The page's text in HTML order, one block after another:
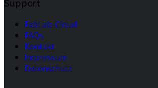
Support
FabLab-Cloud
FAQs
Kontakt
Impressum
Datenschutz